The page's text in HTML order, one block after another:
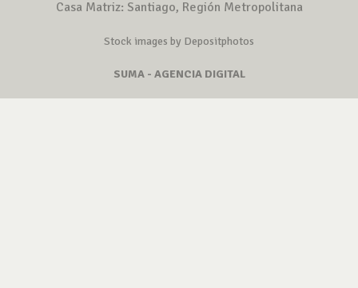
Casa Matriz: Santiago, Región Metropolitana
Stock images by Depositphotos
SUMA - AGENCIA DIGITAL